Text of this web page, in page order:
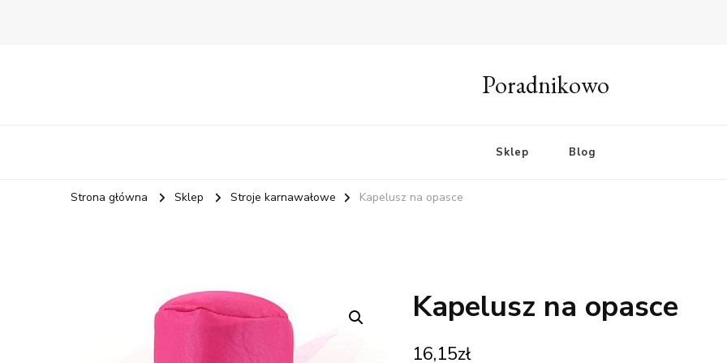
Poradnikowo
Sklep Blog
Strona główna Sklep Stroje karnawałowe Kapelusz na opasce
Kapelusz na opasce
16,15zł